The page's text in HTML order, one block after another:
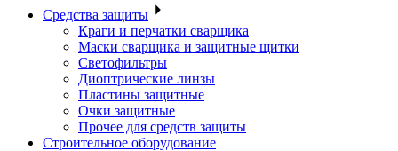
Средства защиты
Краги и перчатки сварщика
Маски сварщика и защитные щитки
Светофильтры
Диоптрические линзы
Пластины защитные
Очки защитные
Прочее для средств защиты
Строительное оборудование